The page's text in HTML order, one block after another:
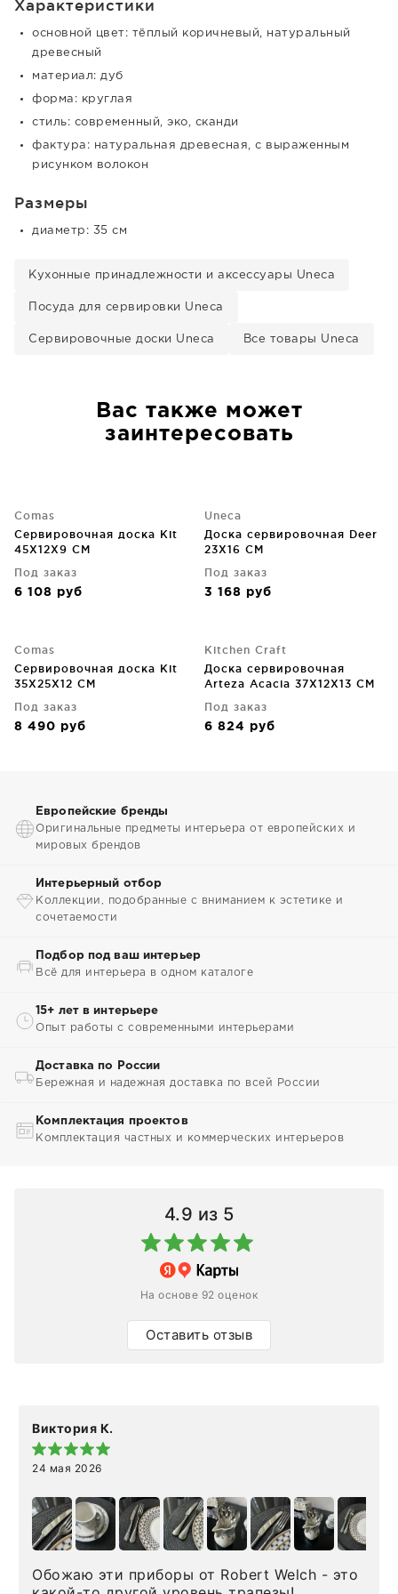
Характеристики
основной цвет: тёплый коричневый, натуральный
древесный
материал: дуб
форма: круглая
стиль: современный, эко, сканди
фактура: натуральная древесная, с выраженным
рисунком волокон
Размеры
диаметр: 35 см
Кухонные принадлежности и аксессуары Uneca
Посуда для сервировки Uneca
Сервировочные доски Uneca Все товары Uneca
Вас также может
заинтересовать
Comas
Сервировочная доска Kit
45X12X9 CM
Под заказ
6 108 руб
Uneca
Доска сервировочная Deer
23X16 CM
Под заказ
3 168 руб
Comas
Сервировочная доска Kit
35X25X12 CM
Под заказ
8 490 руб
Kitchen Craft
Доска сервировочная
Arteza Acacia 37X12X13 CM
Под заказ
6 824 руб
Европейские бренды
Оригинальные предметы интерьера от европейских и
мировых брендов
Интерьерный отбор
Коллекции, подобранные с вниманием к эстетике и
сочетаемости
Подбор под ваш интерьер
Всё для интерьера в одном каталоге
15+ лет в интерьере
Опыт работы с современными интерьерами
Доставка по России
Бережная и надежная доставка по всей России
Комплектация проектов
Комплектация частных и коммерческих интерьеров
4.9 из 5
На основе 92 оценок
Оставить отзыв
Виктория К.
24 мая 2026
Обожаю эти приборы от Robert Welch - это